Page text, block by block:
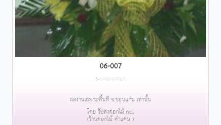
06-007
....................
ผลงานเฉพาะพื้นที่ จ.ขอนแก่น เท่านั้น
โดย รับส่งดอกไม้.net
(ร้านดอกไม้ คำแคน )